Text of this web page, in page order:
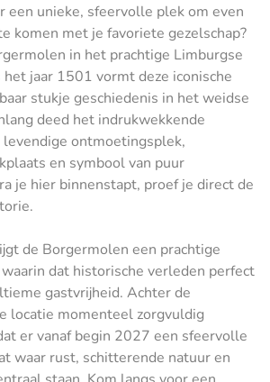
een unieke, sfeervolle plek om even
komen met je favoriete gezelschap?
in het prachtige Limburgse
jaar 1501 vormt deze iconische
stukje geschiedenis in het weidse
deed het indrukwekkende
ontmoetingsplek,
en symbool van puur
je hier binnenstapt, proef je direct de
de Borgermolen een prachtige
dat historische verleden perfect
gastvrijheid. Achter de
locatie momenteel zorgvuldig
er vanaf begin 2027 een sfeervolle
waar rust, schitterende natuur en